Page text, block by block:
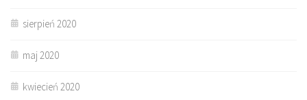
sierpień 2020
maj 2020
kwiecień 2020